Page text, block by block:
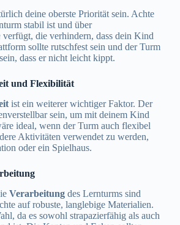
deine oberste Priorität sein. Achte
stabil ist und über
verfügt, die verhindern, dass dein Kind
sollte rutschfest sein und der Turm
dass er nicht leicht kippt.
und Flexibilität
ist ein weiterer wichtiger Faktor. Der
sein, um mit deinem Kind
ideal, wenn der Turm auch flexibel
Aktivitäten verwendet zu werden,
oder ein Spielhaus.
Verarbeitungdes Lernturms sind
auf robuste, langlebige Materialien.
da es sowohl strapazierfähig als auch